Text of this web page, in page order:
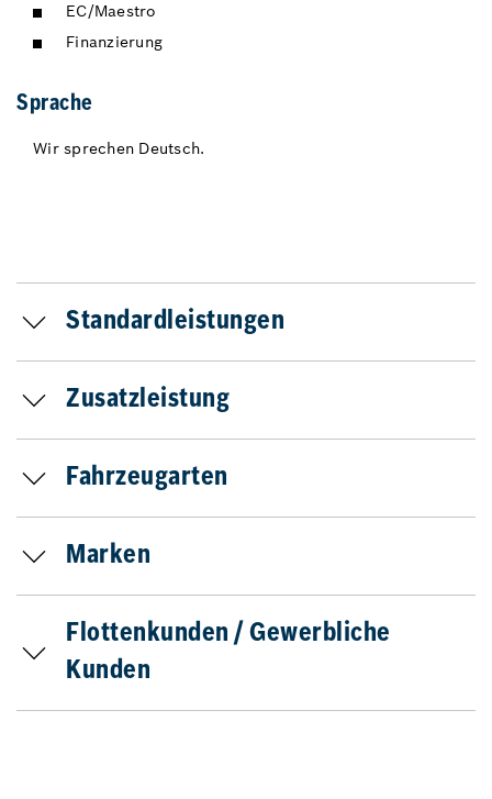
EC/Maestro
Finanzierung
Sprache
Wir sprechen Deutsch.
Standardleistungen
Zusatzleistung
Fahrzeugarten
Marken
Flottenkunden / Gewerbliche
Kunden